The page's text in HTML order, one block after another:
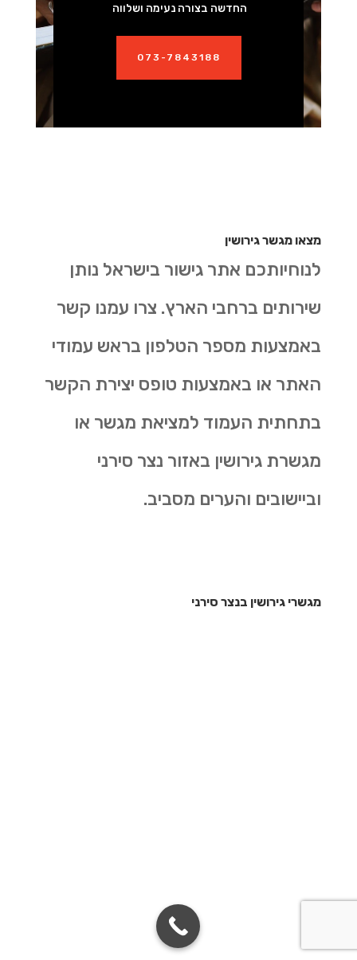
החדשה בצורה נעימה ושלווה
073-7843188
מצאו מגשר גירושין
לנוחיותכם אתר גישור בישראל נותן
שירותים ברחבי הארץ. צרו עמנו קשר
באמצעות מספר הטלפון בראש עמודי
האתר או באמצעות טופס יצירת הקשר
בתחתית העמוד למציאת מגשר או
מגשרת גירושין באזור נצר סירני
וביישובים והערים מסביב.
מגשרי גירושין בנצר סירני